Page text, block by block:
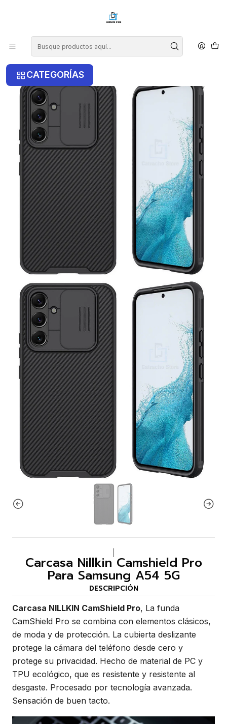
CATEGORÍAS
Inicio Samsung
Samsung A54 5G
Carcasa Nillkin Camshield Pro Para Samsung A54 5G
Carcasa Nillkin Camshield Pro
Para Samsung A54 5G
DESCRIPCIÓN
Carcasa NILLKIN CamShield Pro, La funda
CamShield Pro se combina con elementos clásicos,
de moda y de protección. La cubierta deslizante
protege la cámara del teléfono desde cero y
protege su privacidad. Hecho de material de PC y
TPU ecológico, que es resistente y resistente al
desgaste. Procesado por tecnología avanzada.
Sensación de buen tacto.